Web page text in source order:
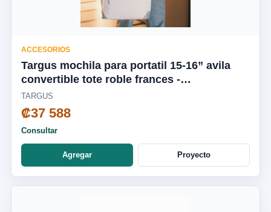
ACCESORIOS
Targus mochila para portatil 15-16” avila
convertible tote roble frances -
TBA00113GL
TARGUS
₡37 588
Consultar
Agregar Proyecto